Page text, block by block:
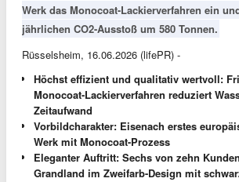
Werk das Monocoat-Lackierverfahren ein
jährlichen CO2-Ausstoß um 580 Tonnen.
Rüsselsheim, 16.06.2026 (lifePR) -
Höchst effizient und qualitativ wertvoll:
Monocoat-Lackierverfahren reduziert
Zeitaufwand
Vorbildcharakter: Eisenach erstes
Werk mit Monocoat-Prozess
Eleganter Auftritt: Sechs von zehn
Grandland im Zweifarb-Design mit